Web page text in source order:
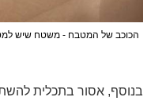
הכוכב של המטבח - משטח שיש
בנוסף, אסור בתכלית